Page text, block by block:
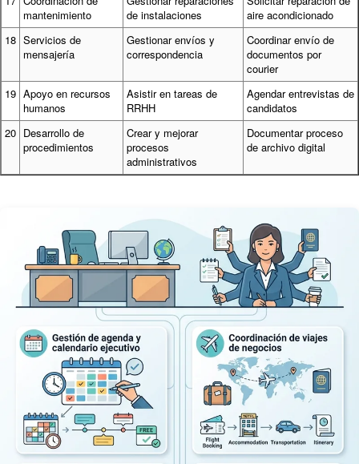
mantenimiento
de instalaciones
aire acondicionado
18 Servicios de
mensajería
Gestionar envíos y
correspondencia
Coordinar envío de
documentos por
courier
19 Apoyo en recursos
humanos
Asistir en tareas de
RRHH
Agendar entrevistas de
candidatos
20 Desarrollo de
procedimientos
Crear y mejorar
procesos
administrativos
Documentar proceso
de archivo digital